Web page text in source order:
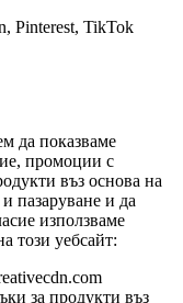
Pinterest, TikTok
да показваме
промоции с
въз основа на
пазаруване и да
използваме
този уебсайт:
за продукти въз